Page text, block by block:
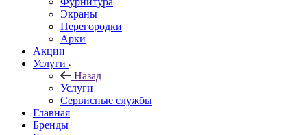
Экраны
Перегородки
Арки
Акции
Услуги
Назад
Услуги
Сервисные службы
Главная
Бренды